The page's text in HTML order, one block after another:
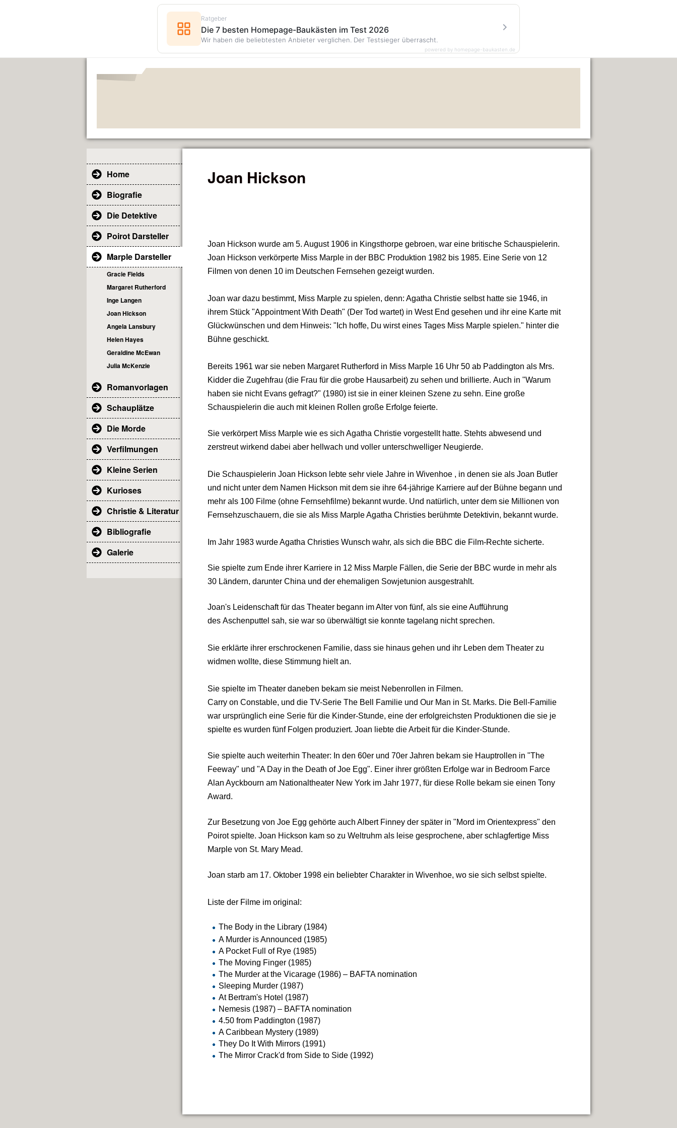
Home
Biografie
Die Detektive
Poirot Darsteller
Marple Darsteller
Gracie Fields
Margaret Rutherford
Inge Langen
Joan Hickson
Angela Lansbury
Helen Hayes
Geraldine McEwan
Julia McKenzie
Romanvorlagen
Schauplätze
Die Morde
Verfilmungen
Kleine Serien
Kurioses
Christie & Literatur
Bibliografie
Galerie
Joan Hickson
Joan Hickson wurde am 5. August 1906 in Kingsthorpe gebroen, war eine britische Schauspielerin.
Joan Hickson verkörperte Miss Marple in der BBC Produktion 1982 bis 1985. Eine Serie von 12
Filmen von denen 10 im Deutschen Fernsehen gezeigt wurden.
Joan war dazu bestimmt, Miss Marple zu spielen, denn: Agatha Christie selbst hatte sie 1946, in
ihrem Stück "Appointment With Death" (Der Tod wartet) in West End gesehen und ihr eine Karte mit
Glückwünschen und dem Hinweis: "Ich hoffe, Du wirst eines Tages Miss Marple spielen." hinter die
Bühne geschickt.
Bereits 1961 war sie neben Margaret Rutherford in Miss Marple 16 Uhr 50 ab Paddington als Mrs.
Kidder die Zugehfrau (die Frau für die grobe Hausarbeit) zu sehen und brillierte. Auch in "Warum
haben sie nicht Evans gefragt?" (1980) ist sie in einer kleinen Szene zu sehn. Eine große
Schauspielerin die auch mit kleinen Rollen große Erfolge feierte.
Sie verkörpert Miss Marple wie es sich Agatha Christie vorgestellt hatte. Stehts abwesend und
zerstreut wirkend dabei aber hellwach und voller unterschwelliger Neugierde.
Die Schauspielerin Joan Hickson lebte sehr viele Jahre in Wivenhoe , in denen sie als Joan Butler
und nicht unter dem Namen Hickson mit dem sie ihre 64-jährige Karriere auf der Bühne begann und
mehr als 100 Filme (ohne Fernsehfilme) bekannt wurde. Und natürlich, unter dem sie Millionen von
Fernsehzuschauern, die sie als Miss Marple Agatha Christies berühmte Detektivin, bekannt wurde.
Im Jahr 1983 wurde Agatha Christies Wunsch wahr, als sich die BBC die Film-Rechte sicherte.
Sie spielte zum Ende ihrer Karriere in 12 Miss Marple Fällen, die Serie der BBC wurde in mehr als
30 Ländern, darunter China und der ehemaligen Sowjetunion ausgestrahlt.
Joan's Leidenschaft für das Theater begann im Alter von fünf, als sie eine Aufführung
des Aschenputtel sah, sie war so überwältigt sie konnte tagelang nicht sprechen.
Sie erklärte ihrer erschrockenen Familie, dass sie hinaus gehen und ihr Leben dem Theater zu
widmen wollte, diese Stimmung hielt an.
Sie spielte im Theater daneben bekam sie meist Nebenrollen in Filmen.
Carry on Constable, und die TV-Serie The Bell Familie und Our Man in St. Marks. Die Bell-Familie
war ursprünglich eine Serie für die Kinder-Stunde, eine der erfolgreichsten Produktionen die sie je
spielte es wurden fünf Folgen produziert. Joan liebte die Arbeit für die Kinder-Stunde.
Sie spielte auch weiterhin Theater: In den 60er und 70er Jahren bekam sie Hauptrollen in "The
Feeway" und "A Day in the Death of Joe Egg". Einer ihrer größten Erfolge war in Bedroom Farce
Alan Ayckbourn am Nationaltheater New York im Jahr 1977, für diese Rolle bekam sie einen Tony
Award.
Zur Besetzung von Joe Egg gehörte auch Albert Finney der später in "Mord im Orientexpress" den
Poirot spielte. Joan Hickson kam so zu Weltruhm als leise gesprochene, aber schlagfertige Miss
Marple von St. Mary Mead.
Joan starb am 17. Oktober 1998 ein beliebter Charakter in Wivenhoe, wo sie sich selbst spielte.
Liste der Filme im original:
The Body in the Library (1984)
A Murder is Announced (1985)
A Pocket Full of Rye (1985)
The Moving Finger (1985)
The Murder at the Vicarage (1986) – BAFTA nomination
Sleeping Murder (1987)
At Bertram's Hotel (1987)
Nemesis (1987) – BAFTA nomination
4.50 from Paddington (1987)
A Caribbean Mystery (1989)
They Do It With Mirrors (1991)
The Mirror Crack'd from Side to Side (1992)
Ratgeber
Die 7 besten Homepage-Baukästen im Test 2026
Wir haben die beliebtesten Anbieter verglichen. Der Testsieger überrascht.
powered by homepage-baukasten.de